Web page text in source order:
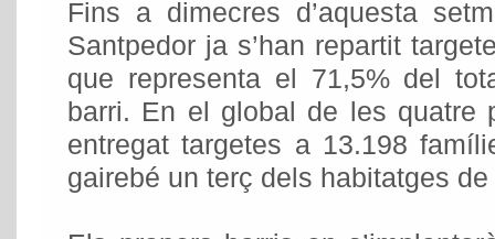
Fins a dimecres d’aquesta
Santpedor ja s’han repartit
que representa el 71,5% del
barri. En el global de les quatre
entregat targetes a 13.198
gairebé un terç dels habitatges